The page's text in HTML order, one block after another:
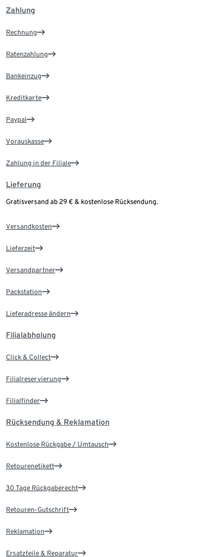
Zahlung
Rechnung
Ratenzahlung
Bankeinzug
Kreditkarte
Paypal
Vorauskasse
Zahlung in der Filiale
Lieferung
Gratisversand ab 29 € & kostenlose Rücksendung.
Versandkosten
Lieferzeit
Versandpartner
Packstation
Lieferadresse ändern
Filialabholung
Click & Collect
Filialreservierung
Filialfinder
Rücksendung & Reklamation
Kostenlose Rückgabe / Umtausch
Retourenetikett
30 Tage Rückgaberecht
Retouren-Gutschrift
Reklamation
Ersatzteile & Reparatur